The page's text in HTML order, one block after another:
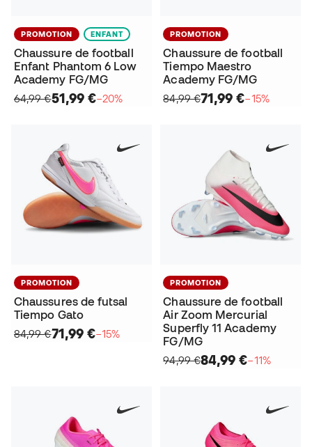
PROMOTION ENFANT
Chaussure de football
Enfant Phantom 6 Low
Academy FG/MG
64,99 €51,99 €−20%
PROMOTION
Chaussure de football
Tiempo Maestro
Academy FG/MG
84,99 €71,99 €−15%
PROMOTION
Chaussures de futsal
Tiempo Gato
84,99 €71,99 €−15%
PROMOTION
Chaussure de football
Air Zoom Mercurial
Superfly 11 Academy
FG/MG
94,99 €84,99 €−11%